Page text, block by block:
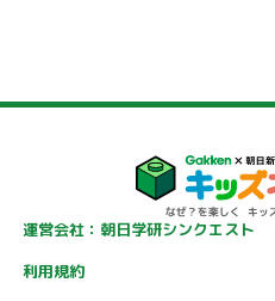
運営会社：朝日学研シンクエスト
利用規約